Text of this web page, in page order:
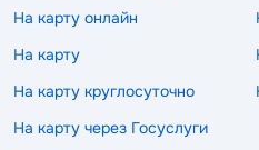
На карту онлайн
На карту
На карту круглосуточно
На карту через Госуслуги